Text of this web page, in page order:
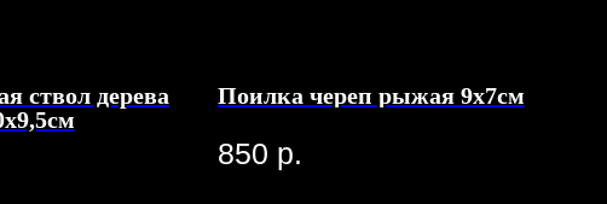
ствол дерева
Поилка череп рыжая 9х7см
850 р.